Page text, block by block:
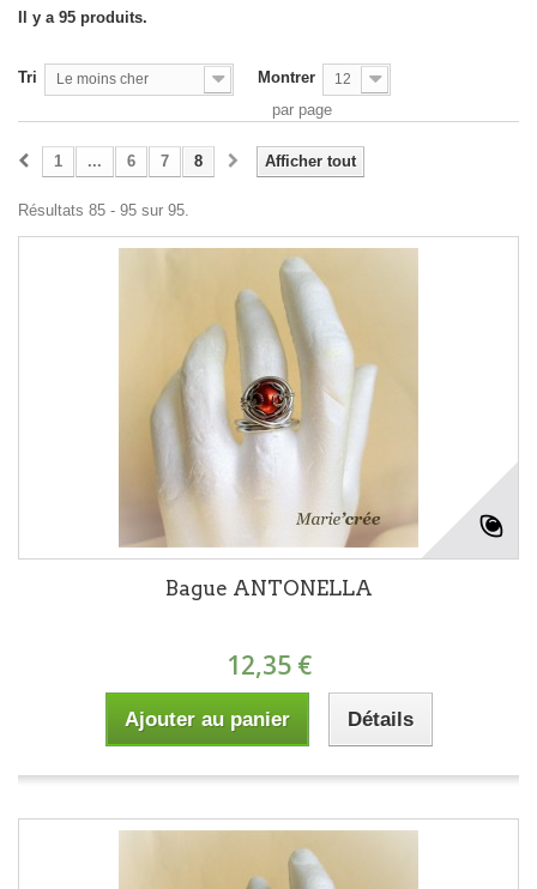
Il y a 95 produits.
Tri Le moins cher Montrer 12
par page
Afficher tout
1 ... 6 7 8
Résultats 85 - 95 sur 95.
Bague ANTONELLA
12,35 €
Ajouter au panier Détails